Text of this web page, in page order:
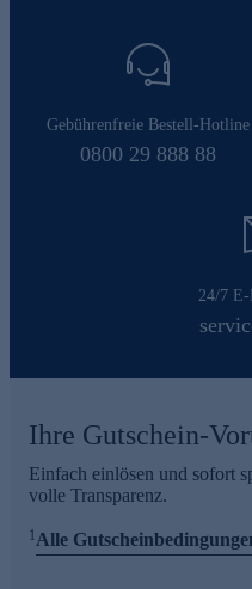
Gebührenfreie Bestell-Hotline
0800 29 888 88
24/7
Ihre Gutschein-
Einfach einlösen und sofort
volle Transparenz.
1Alle